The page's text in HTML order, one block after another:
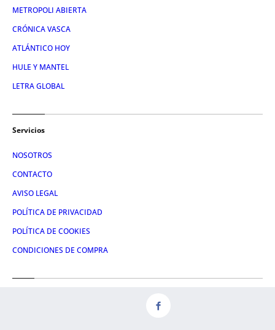
METROPOLI ABIERTA
CRÓNICA VASCA
ATLÁNTICO HOY
HULE Y MANTEL
LETRA GLOBAL
Servicios
NOSOTROS
CONTACTO
AVISO LEGAL
POLÍTICA DE PRIVACIDAD
POLÍTICA DE COOKIES
CONDICIONES DE COMPRA